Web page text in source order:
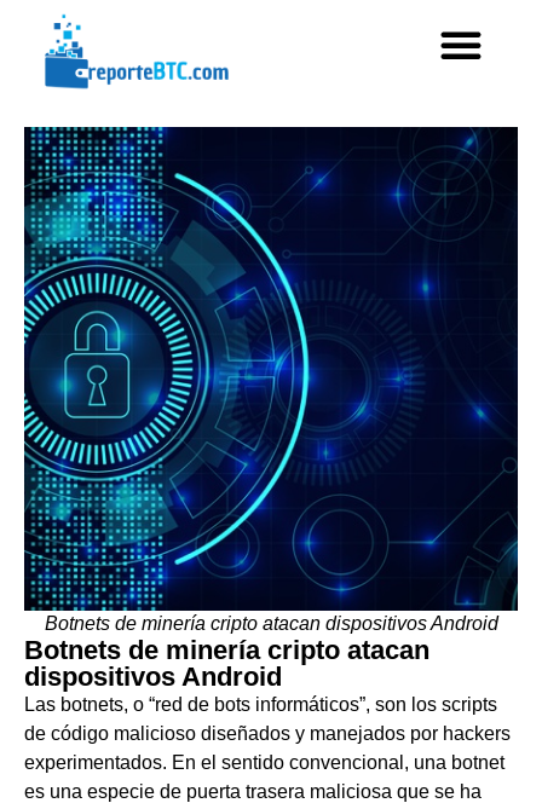
Botnets de minería cripto atacan dispositivos Android
Botnets de minería cripto atacan
dispositivos Android
Las botnets, o “red de bots informáticos”, son los scripts
de código malicioso diseñados y manejados por hackers
experimentados. En el sentido convencional, una botnet
es una especie de puerta trasera maliciosa que se ha